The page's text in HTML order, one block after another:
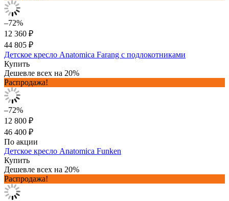
–72%
12 360 ₽
44 805 ₽
Детское кресло Anatomica Farang с подлокотниками
Купить
Дешевле всех на 20%
Распродажа!
–72%
12 800 ₽
46 400 ₽
По акции
Детское кресло Anatomica Funken
Купить
Дешевле всех на 20%
Распродажа!